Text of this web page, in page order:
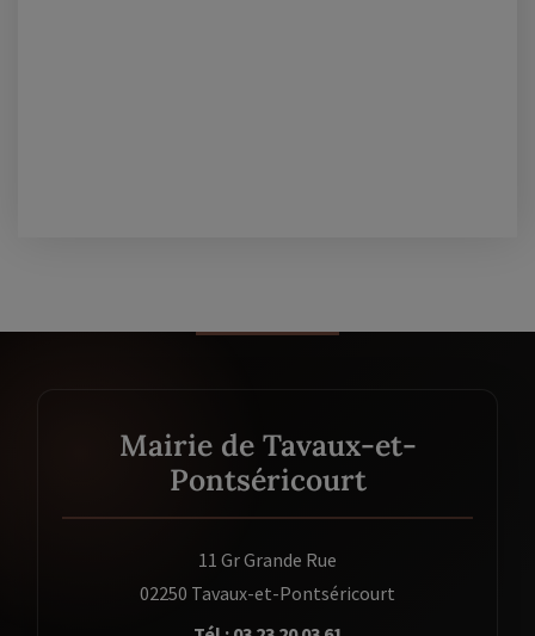
Mairie de Tavaux-et-
Pontséricourt
11 Gr Grande Rue
02250 Tavaux-et-Pontséricourt